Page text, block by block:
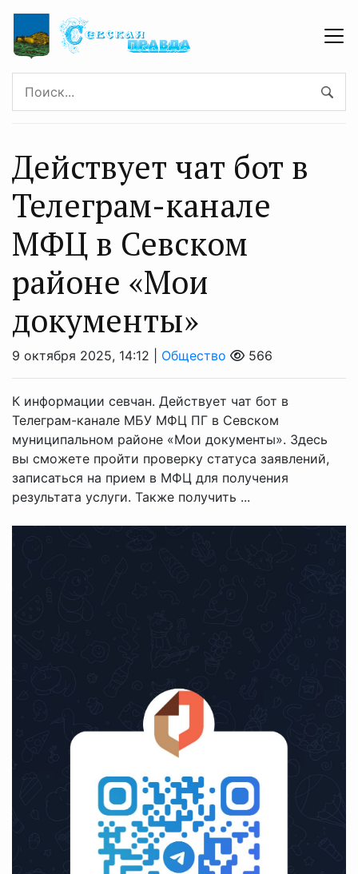
Действует чат бот в
Телеграм-канале
МФЦ в Севском
районе «Мои
документы»
9 октября 2025, 14:12 | Общество 566
К информации севчан. Действует чат бот в
Телеграм-канале МБУ МФЦ ПГ в Севском
муниципальном районе «Мои документы». Здесь
вы сможете пройти проверку статуса заявлений,
записаться на прием в МФЦ для получения
результата услуги. Также получить ...